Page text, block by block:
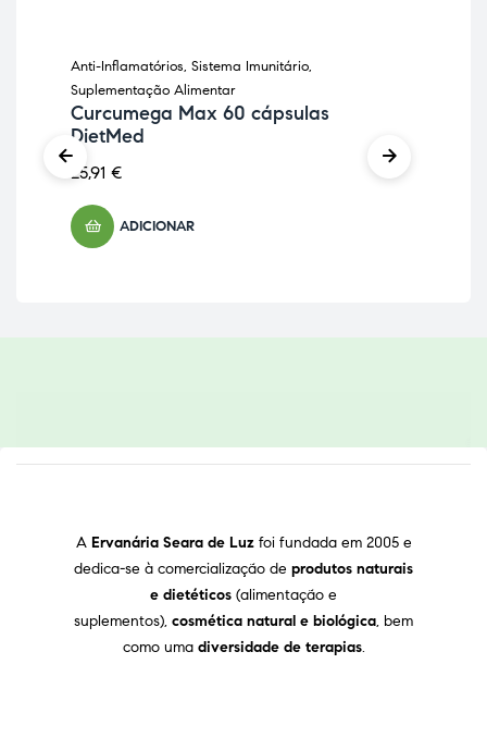
Anti-Inflamatórios, Sistema Imunitário,
Suplementação Alimentar
Curcumega Max 60 cápsulas
DietMed
25,91 €
ADICIONAR
A Ervanária Seara de Luz foi fundada em 2005 e
dedica-se à comercialização de produtos naturais
e dietéticos (alimentação e
suplementos), cosmética natural e biológica, bem
como uma diversidade de terapias.